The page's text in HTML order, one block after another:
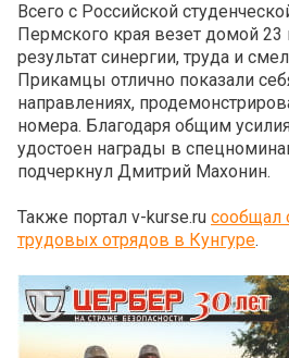
Всего с Российской
Пермского края везет домой
результат синергии, труда и
Прикамцы отлично показали
направлениях,
номера. Благодаря общим
удостоен награды в
подчеркнул Дмитрий Махонин.
Также портал v-kurse.ru сообщал
трудовых отрядов в Кунгуре.